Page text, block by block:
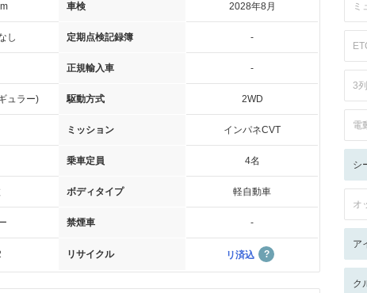
車検 2028年8月
し 定期点検記録簿 -
正規輸入車 -
ュラー) 駆動方式 2WD
ミッション インパネCVT
乗車定員 4名
ボディタイプ 軽自動車
禁煙車 -
リサイクル リ済込
ミ
3
電
シ
オ
ア
ク